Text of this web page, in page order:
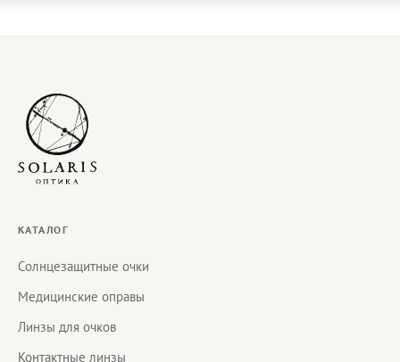
КАТАЛОГ
Солнцезащитные очки
Медицинские оправы
Линзы для очков
Контактные линзы